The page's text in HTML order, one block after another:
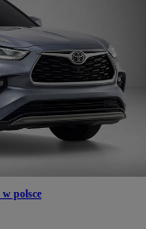
polsce